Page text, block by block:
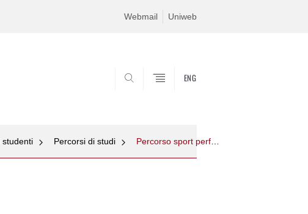
Webmail Uniweb
ENG
studenti Percorsi di studi Percorso sport performance